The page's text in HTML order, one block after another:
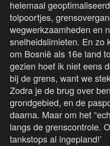
helemaal
tolpoortjes,
wegwerkzaamheden en
snelheidslimieten. En zo
om Bosnië als 16e land
gezien hoef ik niet eens
bij de grens, want we
Zodra je de brug over
grondgebied, en de
daarna. Maar om het
langs de grenscontrole.
tankstops al ingepland!’